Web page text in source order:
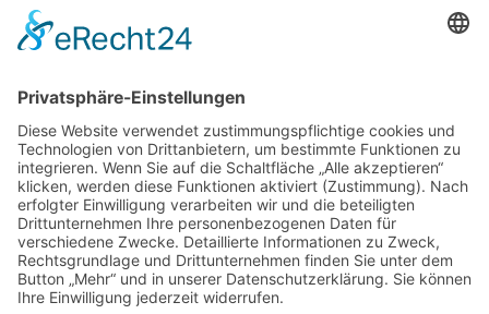
Vogue Vintage
Herren
Accessoires
Einzelschnittmuster Burda
Tops
Kleider
Röcke & Hosen
Homewear
Jacken & Mäntel
Curvy
Herren
Kids
Burda Fantasy
Accessoires & Deko